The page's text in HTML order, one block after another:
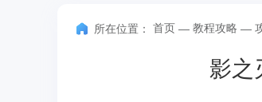
所在位置： 首页 — 教程攻略 —
影之